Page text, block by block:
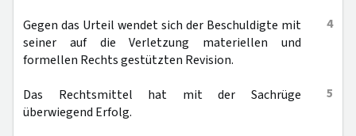
4
Gegen das Urteil wendet sich der Beschuldigte mit
seiner auf die Verletzung materiellen und
formellen Rechts gestützten Revision.
5
Das Rechtsmittel hat mit der Sachrüge
überwiegend Erfolg.